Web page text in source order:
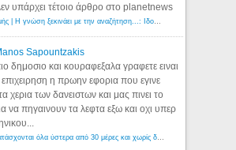
υπάρχει τέτοιο άρθρο στο planetnews
Sapountzakis
δημοσιο και κουραφεξαλα γραφετε ειναι
επιχειρηση η πρωην εφορια που εγινε
χερια των δανειστων και μας πινει το
να πηγαινουν τα λεφτα εξω και οχι υπερ